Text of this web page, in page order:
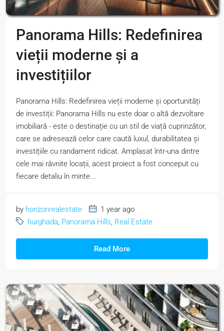
Panorama Hills: Redefinirea
vieții moderne și a
investițiilor
Panorama Hills: Redefinirea vieții moderne și oportunități
de investiții: Panorama Hills nu este doar o altă dezvoltare
imobiliară - este o destinație cu un stil de viață cuprinzător,
care se adresează celor care caută luxul, durabilitatea și
investițiile cu randament ridicat. Amplasat într-una dintre
cele mai râvnite locații, acest proiect a fost conceput cu
fiecare detaliu în minte...
by horizonrealestate
1 year ago
hurghada, Panorama Hills, Real Estate
Read More